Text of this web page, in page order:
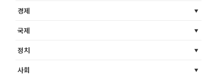
경제
국제
정치
사회